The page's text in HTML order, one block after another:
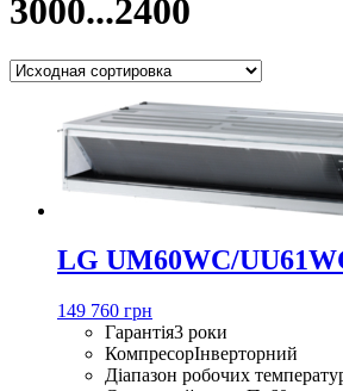
3000...2400
LG UM60WC/
149 760 грн
Гарантія3 роки
КомпресорІнверторний
Діапазон робочих